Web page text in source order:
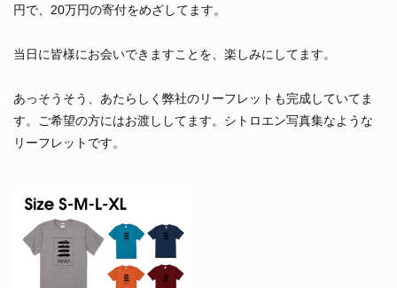
円で、20万円の寄付をめざしてます。
当日に皆様にお会いできますことを、楽しみにしてます。
あっそうそう、あたらしく弊社のリーフレットも完成していてま
す。ご希望の方にはお渡ししてます。シトロエン写真集なような
リーフレットです。